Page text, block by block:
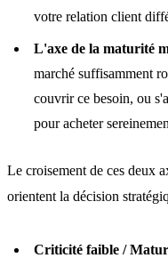
votre relation client
L'axe de la maturité
marché suffisamment
couvrir ce besoin, ou
pour acheter
Le croisement de ces deux
orientent la décision
Criticité faible /